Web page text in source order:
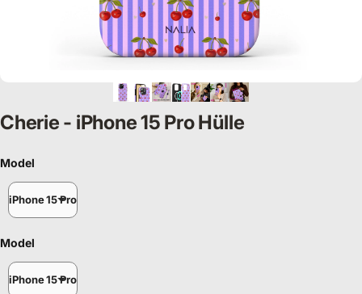
Cherie - iPhone 15 Pro Hülle
Model
Model
iPhone 15 Pro
Model
Model
iPhone 15 Pro